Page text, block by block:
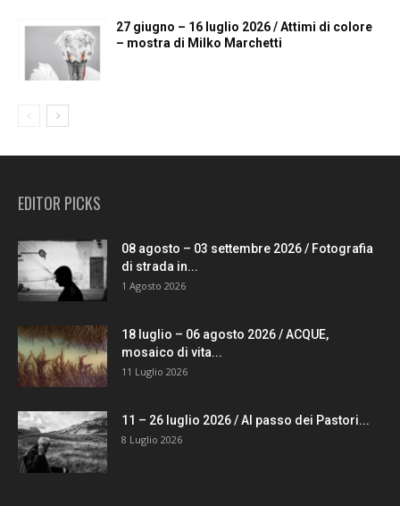
27 giugno – 16 luglio 2026 / Attimi di colore
– mostra di Milko Marchetti
EDITOR PICKS
08 agosto – 03 settembre 2026 / Fotografia
di strada in...
1 Agosto 2026
18 luglio – 06 agosto 2026 / ACQUE,
mosaico di vita...
11 Luglio 2026
11 – 26 luglio 2026 / Al passo dei Pastori...
8 Luglio 2026